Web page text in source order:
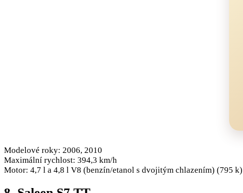
Modelové roky: 2006, 2010
Maximální rychlost: 394,3 km/h
Motor: 4,7 l a 4,8 l V8 (benzín/etanol s dvojitým chlazením) (795 k)